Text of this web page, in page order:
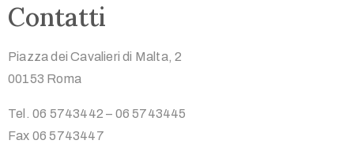
Contatti
Piazza dei Cavalieri di Malta, 2
00153 Roma
Tel. 06 5743442 – 06 5743445
Fax 06 5743447